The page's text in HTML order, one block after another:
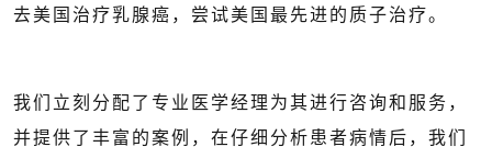
去美国治疗乳腺癌，尝试美国最先进的质子治疗。
我们立刻分配了专业医学经理为其进行咨询和服务，
并提供了丰富的案例，在仔细分析患者病情后，我们